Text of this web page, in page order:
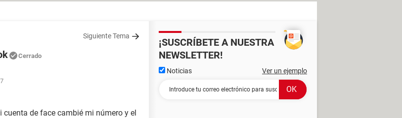
Siguiente Tema
Cerrado
de face cambié mi número y el
¡SUSCRÍBETE A NUESTRA
NEWSLETTER!
Noticias Ver un ejemplo